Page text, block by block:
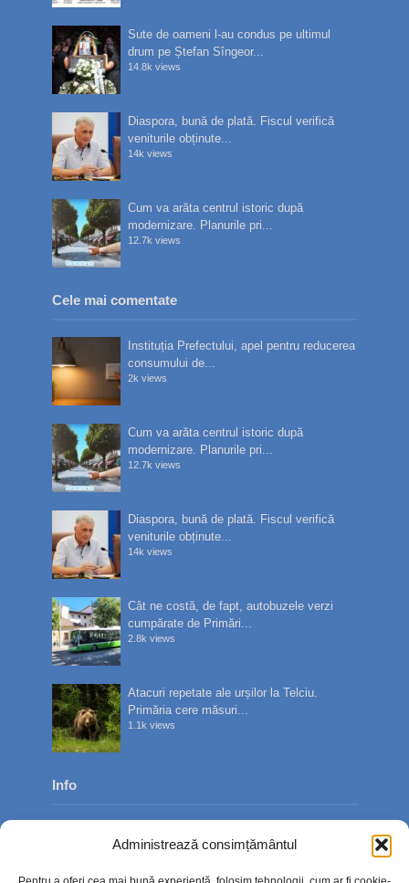
Administrează consimțământul
Sute de oameni l-au condus pe ultimul
drum pe Ștefan Sîngeor...
14.8k views
Diaspora, bună de plată. Fiscul verifică
veniturile obținute...
14k views
Cum va arăta centrul istoric după
modernizare. Planurile pri...
12.7k views
Cele mai comentate
Instituția Prefectului, apel pentru reducerea
consumului de...
2k views
Cum va arăta centrul istoric după
modernizare. Planurile pri...
12.7k views
Diaspora, bună de plată. Fiscul verifică
veniturile obținute...
14k views
Cât ne costă, de fapt, autobuzele verzi
cumpărate de Primări...
2.8k views
Atacuri repetate ale urșilor la Telciu.
Primăria cere măsuri...
1.1k views
Info